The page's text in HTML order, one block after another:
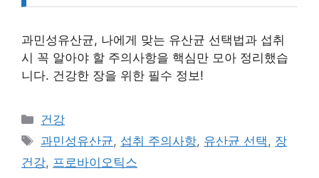
과민성유산균, 나에게 맞는 유산균 선택법과 섭취
시 꼭 알아야 할 주의사항을 핵심만 모아 정리했습
니다. 건강한 장을 위한 필수 정보!
카
테
리
건강
태
그
과민성유산균, 섭취 주의사항, 유산균 선택, 장
건강, 프로바이오틱스